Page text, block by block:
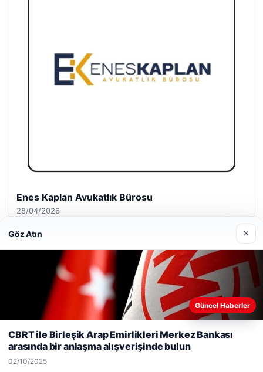
Enes Kaplan Avukatlık Bürosu
28/04/2026
© 2026 Antalya – Güncel Haberler
Web sitemizi nasıl kullandığınızı daha iyi anlayabilmek,
kullanıyoruz.Çerez Politikamız
Kabul Et
Göz Atın ×
Güncel Haberler
CBRT ile Birleşik Arap Emirlikleri Merkez Bankası
arasında bir anlaşma alışverişinde bulun
02/10/2025